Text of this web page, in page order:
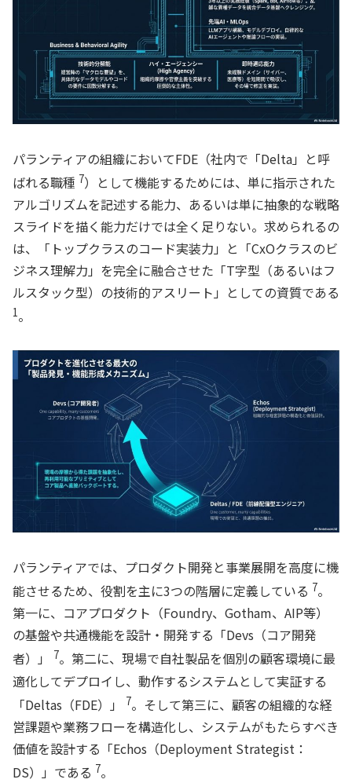
パランティアの組織においてFDE（社内で「Delta」と呼
ばれる職種 7）として機能するためには、単に指示された
アルゴリズムを記述する能力、あるいは単に抽象的な戦略
スライドを描く能力だけでは全く足りない。求められるの
は、「トップクラスのコード実装力」と「CxOクラスのビ
ジネス理解力」を完全に融合させた「T字型（あるいはフ
ルスタック型）の技術的アスリート」としての資質である
1。
パランティアでは、プロダクト開発と事業展開を高度に機
能させるため、役割を主に3つの階層に定義している 7。
第一に、コアプロダクト（Foundry、Gotham、AIP等）
の基盤や共通機能を設計・開発する「Devs（コア開発
者）」
7。第二に、現場で自社製品を個別の顧客環境に最
適化してデプロイし、動作するシステムとして実証する
「Deltas（FDE）」
7。そして第三に、顧客の組織的な経
営課題や業務フローを構造化し、システムがもたらすべき
価値を設計する「Echos（Deployment Strategist：
DS）」である 7。